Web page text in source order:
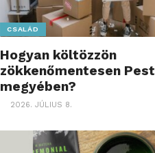
CSALÁD
Hogyan költözzön
zökkenőmentesen Pest
megyében?
2026. JÚLIUS 8.